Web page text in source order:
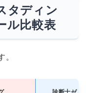
タディン
ル比較表